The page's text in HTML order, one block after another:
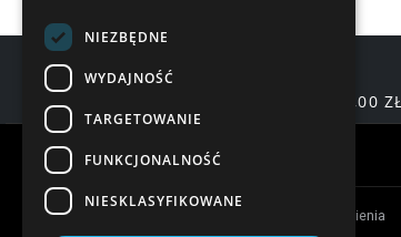
DARMOWA DOSTAWA OD 200,00 ZŁ
Czas realizacji zamówienia
NIEZBĘDNE
WYDAJNOŚĆ
TARGETOWANIE
FUNKCJONALNOŚĆ
NIESKLASYFIKOWANE